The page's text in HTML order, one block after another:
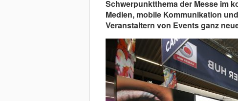
Schwerpunktthema der Messe im
Medien, mobile Kommunikation
Veranstaltern von Events ganz